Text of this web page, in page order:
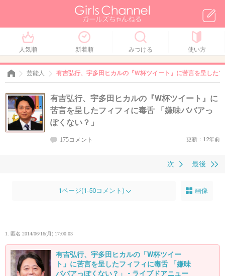
人気順 新着順 みつける 使い方
芸能人 有吉弘行、宇多田ヒカルの『W杯ツイート』に苦言を呈した
有吉弘行、宇多田ヒカルの『W杯ツイート』に
苦言を呈したフィフィに毒舌 「嫌味ババアっ
ぽくない？」
175コメント 更新：12年前
最後
次
1ページ(1-50コメント) 画像
1. 匿名 2014/06/16(月) 17:00:03
有吉弘行、宇多田ヒカルの「W杯ツイー
ト」に苦言を呈したフィフィに毒舌 「嫌味
ババアっぽくない？」 - ライブドアニュー